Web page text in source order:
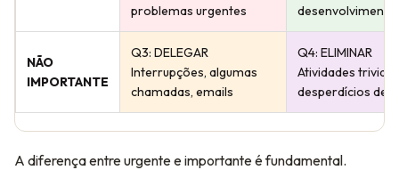
problemas urgentes
desenvolvimento
NÃO
IMPORTANTE
Q3: DELEGAR
Interrupções, algumas
chamadas, emails
Q4: ELIMINAR
Atividades triviais,
desperdícios de
A diferença entre urgente e importante é fundamental.